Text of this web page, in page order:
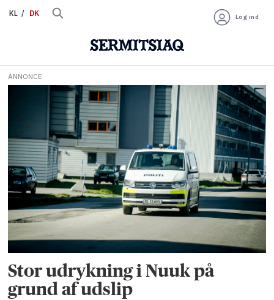
KL DK Log ind
Tag:
udslip
ANNONCE
Stor udrykning i Nuuk på
grund af udslip